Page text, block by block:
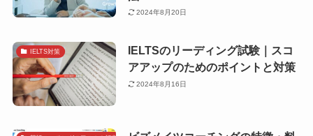
2024年8月20日
IELTS対策
IELTSのリーディング試験｜スコ
アアップのためのポイントと対策
2024年8月16日